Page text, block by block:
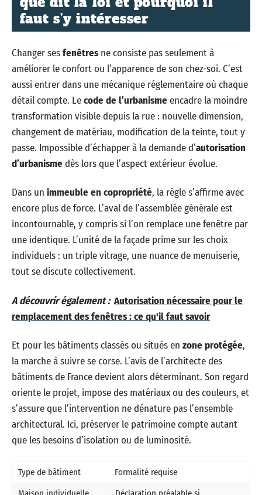
faut s’y intéresser
Changer sesfenêtresne consiste pas seulement à
améliorer le confort ou l’apparence de son chez-soi. C’est
aussi entrer dans une mécanique réglementaire où chaque
détail compte. Lecode de l’urbanismeencadre la moindre
transformation visible depuis la rue : nouvelle dimension,
changement de matériau, modification de la teinte, tout y
passe. Impossible d’échapper à la demande d’autorisation
d’urbanismedès lors que l’aspect extérieur évolue.
Dans un immeuble en copropriété, la règle s’affirme avec
encore plus de force. L’aval de l’assemblée générale est
incontournable, y compris si l’on remplace une fenêtre par
une identique. L’unité de la façade prime sur les choix
individuels : un triple vitrage, une nuance de menuiserie,
tout se discute collectivement.
A découvrir également : Autorisation nécessaire pour le
remplacement des fenêtres : ce qu'il faut savoir
Et pour les bâtiments classés ou situés en zone protégée,
la marche à suivre se corse. L’avis de l’architecte des
bâtiments de France devient alors déterminant. Son regard
oriente le projet, impose des matériaux ou des couleurs, et
s’assure que l’intervention ne dénature pas l’ensemble
architectural. Ici, préserver le patrimoine compte autant
que les besoins d’isolation ou de luminosité.
Type de bâtiment
Formalité requise